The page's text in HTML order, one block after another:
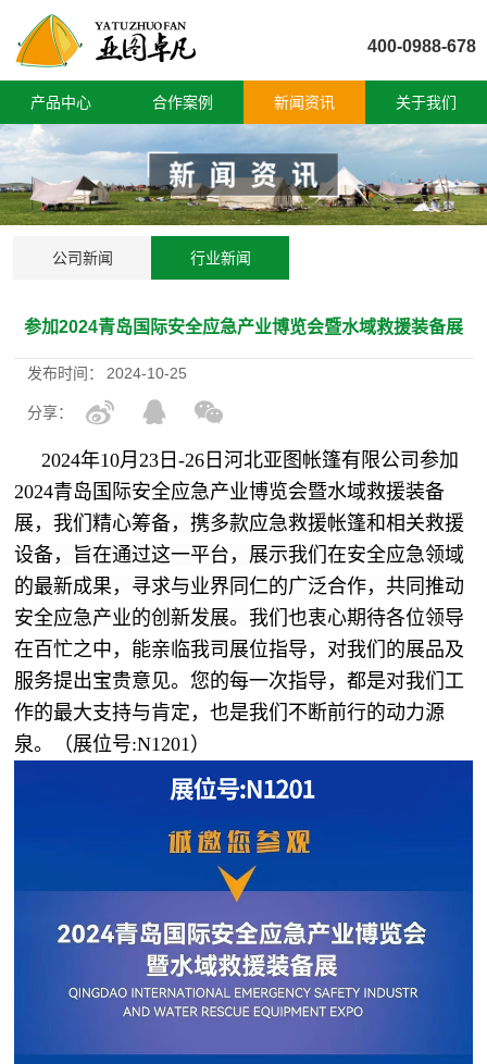
400-0988-678
产品中心 合作案例 新闻资讯 关于我们
公司新闻 行业新闻
参加2024青岛国际安全应急产业博览会暨水域救援装备展
发布时间： 2024-10-25
分享：
2024年10月23日-26日河北亚图帐篷有限公司参加
2024青岛国际安全应急产业博览会暨水域救援装备
展， 我们精心筹备，携多款应急救援帐篷和相关救援
设备，旨在通过这一平台，展示我们在安全应急领域
的最新成果，寻求与业界同仁的广泛合作，共同推动
安全应急产业的创新发展。 我们也衷心期待各位领导
在百忙之中，能亲临我司展位指导，对我们的展品及
服务提出宝贵意见。您的每一次指导，都是对我们工
作的最大支持与肯定，也是我们不断前行的动力源
泉。（展位号:N1201）